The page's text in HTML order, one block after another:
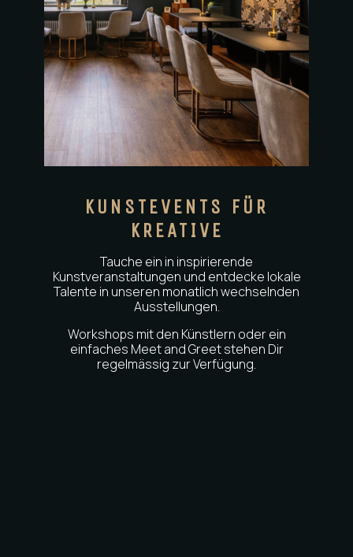
KUNSTEVENTS FÜR
KREATIVE
Tauche ein in inspirierende
Kunstveranstaltungen und entdecke lokale
Talente in unseren monatlich wechselnden
Ausstellungen.
Workshops mit den Künstlern oder ein
einfaches Meet and Greet stehen Dir
regelmässig zur Verfügung.